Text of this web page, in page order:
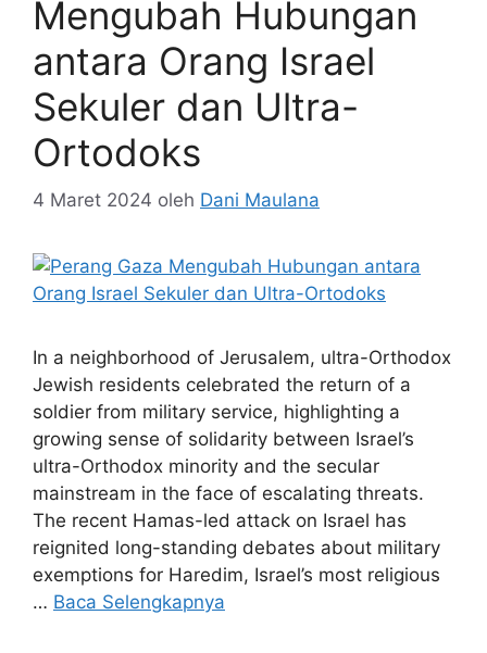
Mengubah Hubungan
antara Orang Israel
Sekuler dan Ultra-
Ortodoks
4 Maret 2024 oleh Dani Maulana
In a neighborhood of Jerusalem, ultra-Orthodox
Jewish residents celebrated the return of a
soldier from military service, highlighting a
growing sense of solidarity between Israel’s
ultra-Orthodox minority and the secular
mainstream in the face of escalating threats.
The recent Hamas-led attack on Israel has
reignited long-standing debates about military
exemptions for Haredim, Israel’s most religious
… Baca Selengkapnya